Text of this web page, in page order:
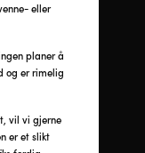
eller
planer å
og er rimelig
vil vi gjerne
er et slikt